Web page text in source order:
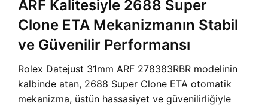
ARF Kalitesiyle 2688 Super
Clone ETA Mekanizmanın Stabil
ve Güvenilir Performansı
Rolex Datejust 31mm ARF 278383RBR modelinin
kalbinde atan, 2688 Super Clone ETA otomatik
mekanizma, üstün hassasiyet ve güvenilirliğiyle